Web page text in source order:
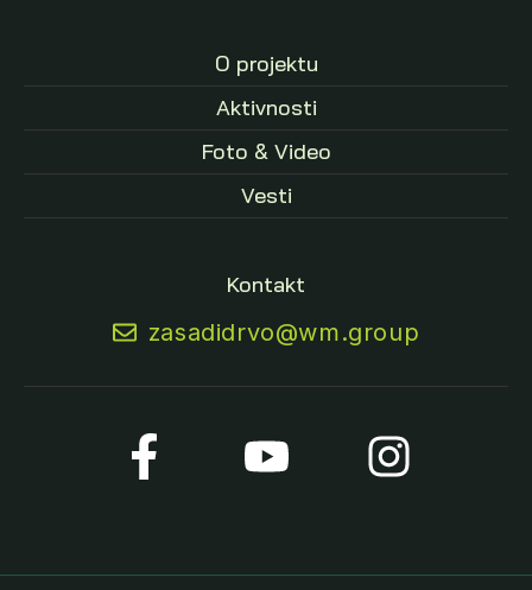
Kontakt
zasadidrvo@wm.group
O projektu
Aktivnosti
Foto & Video
Vesti